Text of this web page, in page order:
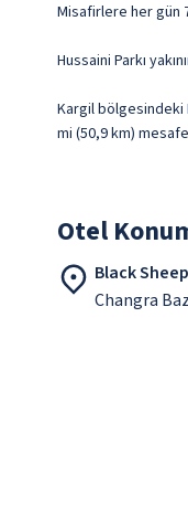
Misafirlere her gün
Hussaini Parkı
Kargil bölgesindeki
mi (50,9 km)
Otel
Black
Changra